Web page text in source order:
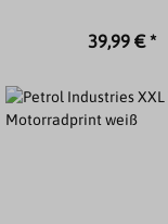
39,99 € *